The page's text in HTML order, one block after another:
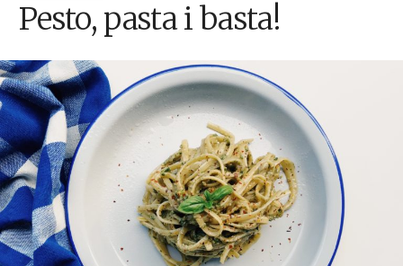
Pesto, pasta i basta!